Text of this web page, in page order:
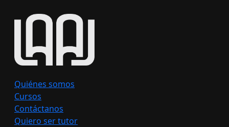
Quiénes somos
Cursos
Contáctanos
Quiero ser tutor